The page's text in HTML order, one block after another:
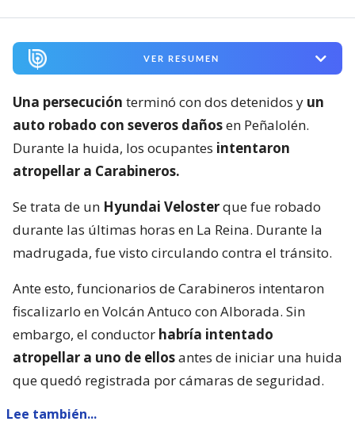
VER RESUMEN
Una persecución terminó con dos detenidos y un
auto robado con severos dañosen Peñalolén.
Durante la huida, los ocupantes intentaron
atropellar a Carabineros.
Se trata de un Hyundai Velosterque fue robado
durante las últimas horas en La Reina. Durante la
madrugada, fue visto circulando contra el tránsito.
Ante esto, funcionarios de Carabineros intentaron
fiscalizarlo en Volcán Antuco con Alborada. Sin
embargo, el conductor habría intentado
atropellar a uno de ellosantes de iniciar una huida
que quedó registrada por cámaras de seguridad.
Lee también...